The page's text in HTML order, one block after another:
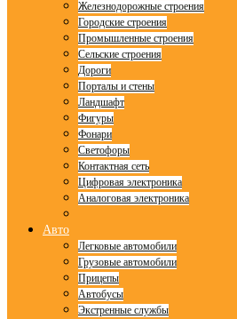
Железнодорожные строения
Городские строения
Промышленные строения
Сельские строения
Дороги
Порталы и стены
Ландшафт
Фигуры
Фонари
Светофоры
Контактная сеть
Цифровая электроника
Аналоговая электроника
Авто
Легковые автомобили
Грузовые автомобили
Прицепы
Автобусы
Экстренные службы